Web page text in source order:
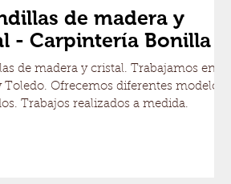
de madera y
- Carpintería Bonilla
de madera y cristal. Trabajamos en
Toledo. Ofrecemos diferentes modelos
Trabajos realizados a medida.